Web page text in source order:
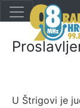
U Štrigovi je